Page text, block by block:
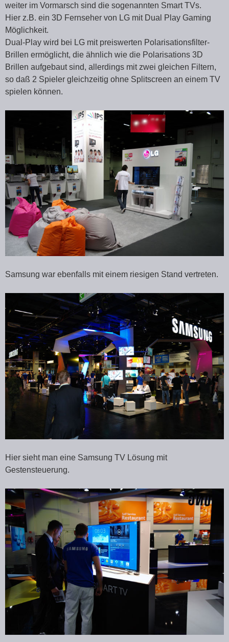
weiter im Vormarsch sind die sogenannten Smart TVs.
Hier z.B. ein 3D Fernseher von LG mit Dual Play Gaming
Möglichkeit.
Dual-Play wird bei LG mit preiswerten Polarisationsfilter-
Brillen ermöglicht, die ähnlich wie die Polarisations 3D
Brillen aufgebaut sind, allerdings mit zwei gleichen Filtern,
so daß 2 Spieler gleichzeitig ohne Splitscreen an einem TV
spielen können.
Samsung war ebenfalls mit einem riesigen Stand vertreten.
Hier sieht man eine Samsung TV Lösung mit
Gestensteuerung.